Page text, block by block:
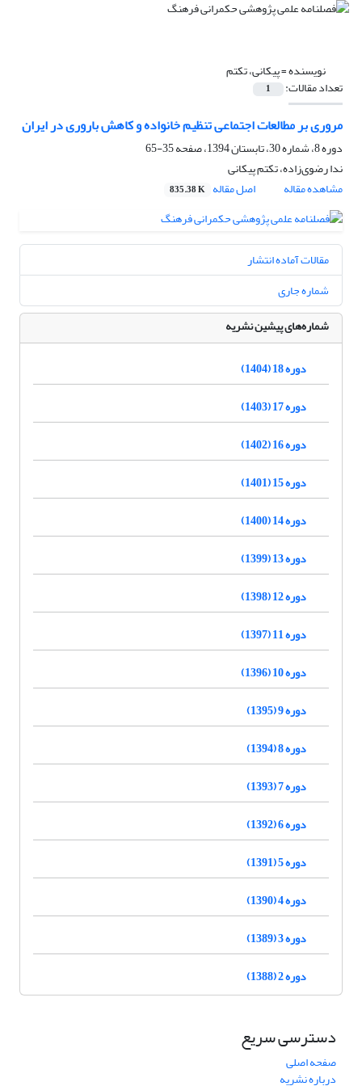
نویسنده =پیکانی، تکتم
تعداد مقالات: 1
مروری بر مطالعات اجتماعی تنظیم خانواده و کاهش باروری در ایران
دوره 8، شماره 30، تابستان 1394، صفحه
35-65
ندا رضوی‌زاده، تکتم پیکانی
مشاهده مقاله
اصل مقاله 835.38 K
مقالات آماده انتشار
شماره جاری
شماره‌های پیشین نشریه
دوره 18 (1404)
دوره 17 (1403)
دوره 16 (1402)
دوره 15 (1401)
دوره 14 (1400)
دوره 13 (1399)
دوره 12 (1398)
دوره 11 (1397)
دوره 10 (1396)
دوره 9 (1395)
دوره 8 (1394)
دوره 7 (1393)
دوره 6 (1392)
دوره 5 (1391)
دوره 4 (1390)
دوره 3 (1389)
دوره 2 (1388)
دسترسی سریع
صفحه اصلی
درباره نشریه